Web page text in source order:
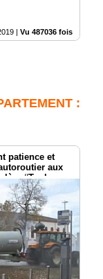
| Vu 487036 fois
:
patience et
aux
#Toulouse